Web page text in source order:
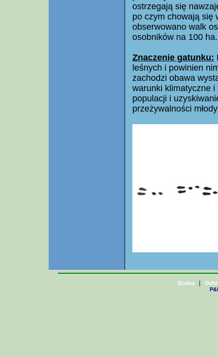
ostrzegają się
po czym chowają się
obserwowano walk
osobników na 100 ha.
Znaczenie gatunku:
leśnych i powinien
zachodzi obawa
warunki klimatyczne
populacji i
przeżywalności
Szukaj